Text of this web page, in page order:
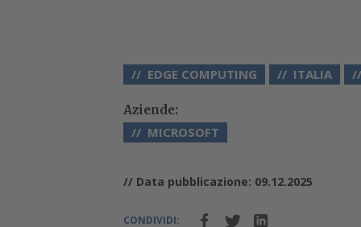
EDGE COMPUTING ITALIA
Aziende:
MICROSOFT
// Data pubblicazione: 09.12.2025
CONDIVIDI: